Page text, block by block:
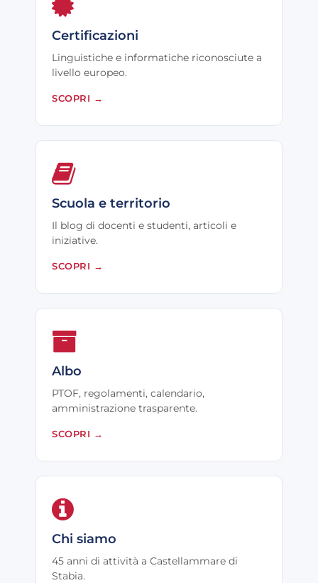
Certificazioni
Linguistiche e informatiche riconosciute a
livello europeo.
SCOPRI →
Scuola e territorio
Il blog di docenti e studenti, articoli e
iniziative.
SCOPRI →
Albo
PTOF, regolamenti, calendario,
amministrazione trasparente.
SCOPRI →
Chi siamo
45 anni di attività a Castellammare di
Stabia.